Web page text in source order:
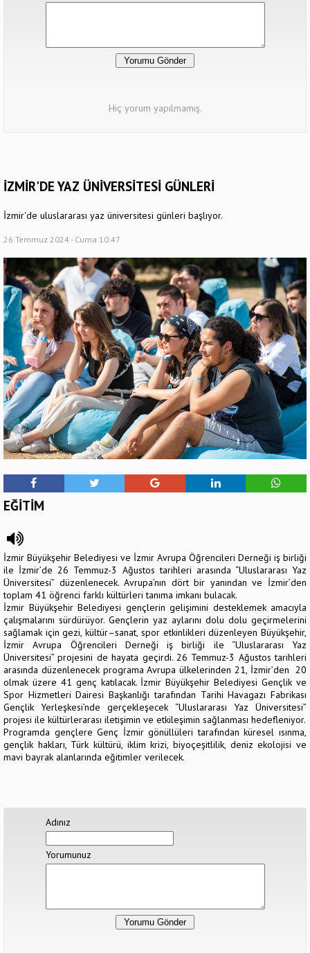
Hiç yorum yapılmamış.
İZMİR'DE YAZ ÜNİVERSİTESİ GÜNLERİ
İzmir'de uluslararası yaz üniversitesi günleri başlıyor.
26 Temmuz 2024 - Cuma 10:47
EĞİTİM
İzmir Büyükşehir Belediyesi ve İzmir Avrupa Öğrencileri Derneği iş birliği
ile İzmir’de 26 Temmuz-3 Ağustos tarihleri arasında “Uluslararası Yaz
Üniversitesi” düzenlenecek. Avrupa’nın dört bir yanından ve İzmir’den
toplam 41 öğrenci farklı kültürleri tanıma imkanı bulacak.
İzmir Büyükşehir Belediyesi gençlerin gelişimini desteklemek amacıyla
çalışmalarını sürdürüyor. Gençlerin yaz aylarını dolu dolu geçirmelerini
sağlamak için gezi, kültür–sanat, spor etkinlikleri düzenleyen Büyükşehir,
İzmir Avrupa Öğrencileri Derneği iş birliği ile “Uluslararası Yaz
Üniversitesi” projesini de hayata geçirdi. 26 Temmuz-3 Ağustos tarihleri
arasında düzenlenecek programa Avrupa ülkelerinden 21, İzmir’den 20
olmak üzere 41 genç katılacak. İzmir Büyükşehir Belediyesi Gençlik ve
Spor Hizmetleri Dairesi Başkanlığı tarafından Tarihi Havagazı Fabrikası
Gençlik Yerleşkesi’nde gerçekleşecek “Uluslararası Yaz Üniversitesi”
projesi ile kültürlerarası iletişimin ve etkileşimin sağlanması hedefleniyor.
Programda gençlere Genç İzmir gönüllüleri tarafından küresel ısınma,
gençlik hakları, Türk kültürü, iklim krizi, biyoçeşitlilik, deniz ekolojisi ve
mavi bayrak alanlarında eğitimler verilecek.
Adınız
Yorumunuz